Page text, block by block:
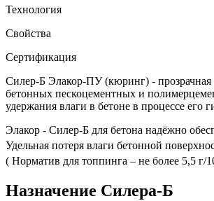
Технология
Свойства
Сертификация
Силер-Б Элакор-ПУ (кюринг) -
бетонных пескоцементных и
удержания влаги в бетоне в процессе его
Элакор - Силер-Б для бетона надёжно
Удельная потеря влаги бетонной
( Норматив для топпинга – не более 5,5 г/
Назначение Силера-Б